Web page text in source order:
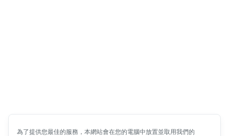
為了提供您最佳的服務，本網站會在您的電腦中放置並取用我們的